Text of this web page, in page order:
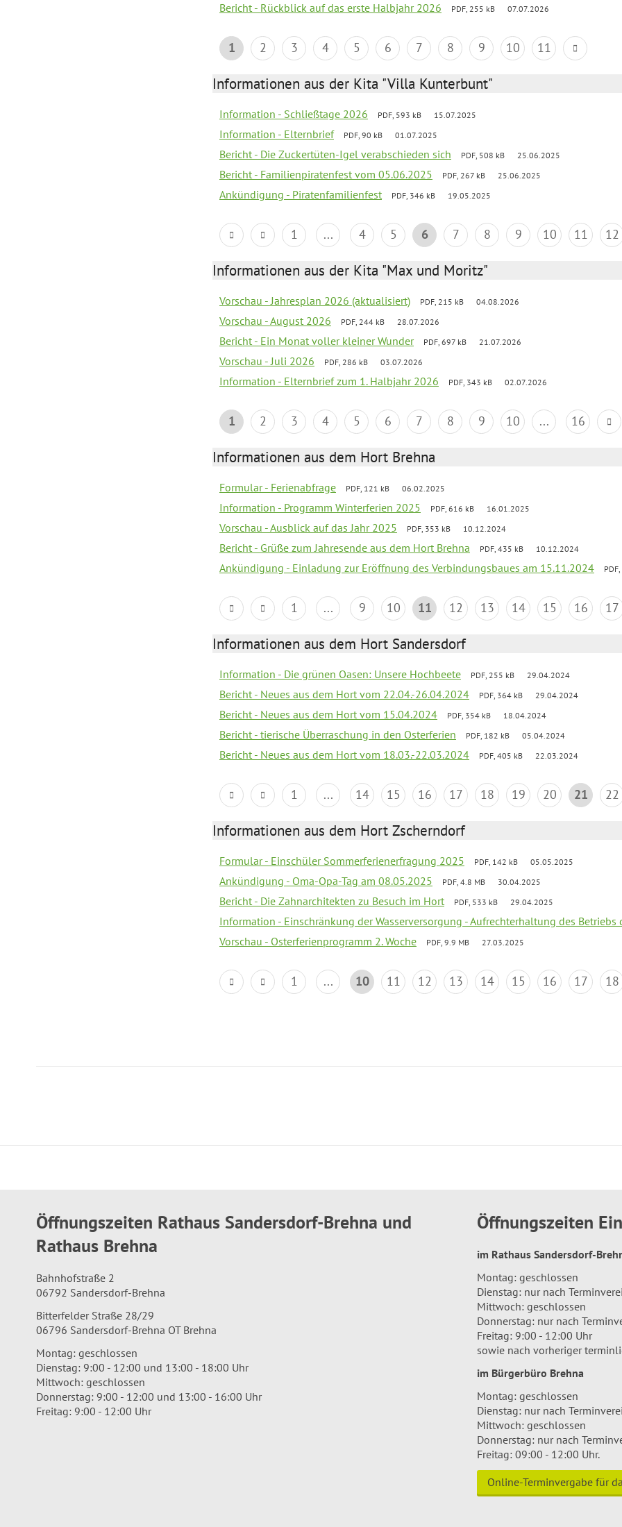
Bericht - Rückblick auf das erste Halbjahr 2026 PDF, 255 kB 07.07.2026
1 2 3 4 5 6 7 8 9 10 11
Informationen aus der Kita "Villa Kunterbunt"
Information - Schließtage 2026 PDF, 593 kB 15.07.2025
Information - Elternbrief PDF, 90 kB 01.07.2025
Bericht - Die Zuckertüten-Igel verabschieden sich PDF, 508 kB 25.06.2025
Bericht - Familienpiratenfest vom 05.06.2025 PDF, 267 kB 25.06.2025
Ankündigung - Piratenfamilienfest PDF, 346 kB 19.05.2025
1 ... 4 5 6 7 8 9 10 11 12
Informationen aus der Kita "Max und Moritz"
Vorschau - Jahresplan 2026 (aktualisiert) PDF, 215 kB 04.08.2026
Vorschau - August 2026 PDF, 244 kB 28.07.2026
Bericht - Ein Monat voller kleiner Wunder PDF, 697 kB 21.07.2026
Vorschau - Juli 2026 PDF, 286 kB 03.07.2026
Information - Elternbrief zum 1. Halbjahr 2026 PDF, 343 kB 02.07.2026
1 2 3 4 5 6 7 8 9 10 ... 16
Informationen aus dem Hort Brehna
Formular - Ferienabfrage PDF, 121 kB 06.02.2025
Information - Programm Winterferien 2025 PDF, 616 kB 16.01.2025
Vorschau - Ausblick auf das Jahr 2025 PDF, 353 kB 10.12.2024
Bericht - Grüße zum Jahresende aus dem Hort Brehna PDF, 435 kB 10.12.2024
Ankündigung - Einladung zur Eröffnung des Verbindungsbaues am 15.11.2024
1 ... 9 10 11 12 13 14 15 16 17
Informationen aus dem Hort Sandersdorf
Information - Die grünen Oasen: Unsere Hochbeete PDF, 255 kB 29.04.2024
Bericht - Neues aus dem Hort vom 22.04.-26.04.2024 PDF, 364 kB 29.04.2024
Bericht - Neues aus dem Hort vom 15.04.2024 PDF, 354 kB 18.04.2024
Bericht - tierische Überraschung in den Osterferien PDF, 182 kB 05.04.2024
Bericht - Neues aus dem Hort vom 18.03.-22.03.2024 PDF, 405 kB 22.03.2024
1 ... 14 15 16 17 18 19 20 21 22
Informationen aus dem Hort Zscherndorf
Formular - Einschüler Sommerferienerfragung 2025 PDF, 142 kB 05.05.2025
Ankündigung - Oma-Opa-Tag am 08.05.2025 PDF, 4.8 MB 30.04.2025
Bericht - Die Zahnarchitekten zu Besuch im Hort PDF, 533 kB 29.04.2025
Information - Einschränkung der Wasserversorgung - Aufrechterhaltung des Betriebs
Vorschau - Osterferienprogramm 2. Woche
PDF, 9.9 MB 27.03.2025
1 ... 10 11 12 13 14 15 16 17 18
Öffnungszeiten Rathaus Sandersdorf-Brehna und
Rathaus Brehna
Bahnhofstraße 2
06792 Sandersdorf-Brehna
Bitterfelder Straße 28/29
06796 Sandersdorf-Brehna OT Brehna
Montag: geschlossen
Dienstag: 9:00 - 12:00 und 13:00 - 18:00 Uhr
Mittwoch: geschlossen
Donnerstag: 9:00 - 12:00 und 13:00 - 16:00 Uhr
Freitag: 9:00 - 12:00 Uhr
Öffnungszeiten
im Rathaus Sandersdorf-
Montag: geschlossen
Dienstag: nur nach
Mittwoch: geschlossen
Donnerstag: nur nach
Freitag: 9:00 - 12:00 Uhr
sowie nach vorheriger
im Bürgerbüro Brehna
Montag: geschlossen
Dienstag: nur nach
Mittwoch: geschlossen
Donnerstag: nur nach
Freitag: 09:00 - 12:00 Uhr.
Online-Terminvergabe für